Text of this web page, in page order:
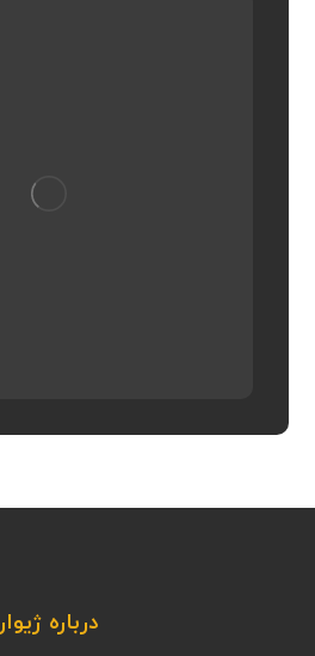
درباره ژیوار